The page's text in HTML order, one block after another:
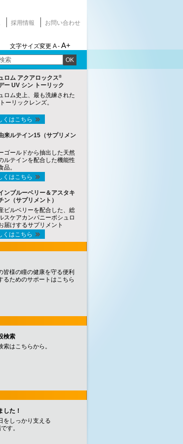
採用情報 お問い合わせ
文字サイズ変更 A - A+
OK
ロム アクアロックス®
ー UV シン トーリック
ロム史上、最も洗練された
ーリックレンズ。
くはこちら
来ルテイン15（サプリメン
ゴールドから抽出した天然
ルテインを配合した機能性
品。
くはこちら
ンブルーベリー＆アスタキ
ン（サプリメント）
ビルベリーを配合した、総
スケアカンパニーボシュロ
届けするサプリメント
くはこちら
皆様の瞳の健康を守る便利
るためのサポートはこちら
検索
はこちらから。
した！
をしっかり支える
す。